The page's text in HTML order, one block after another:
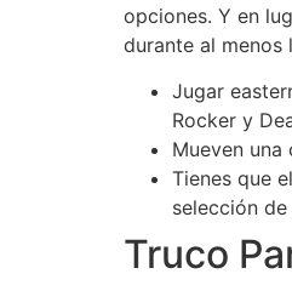
opciones. Y en
durante al menos
Jugar
Rocker y
Mueven una
Tienes que
selección
Truco